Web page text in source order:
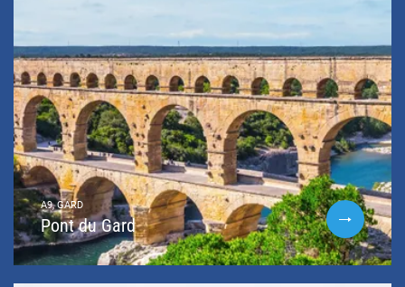
A9, GARD
Pont du Gard